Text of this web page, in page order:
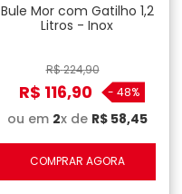
Bule Mor com Gatilho 1,2
Litros - Inox
R$224,90
R$ 116,90 - 48%
ou em 2x de R$ 58,45
COMPRAR AGORA